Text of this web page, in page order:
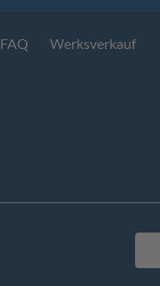
FAQ
Werksverkauf